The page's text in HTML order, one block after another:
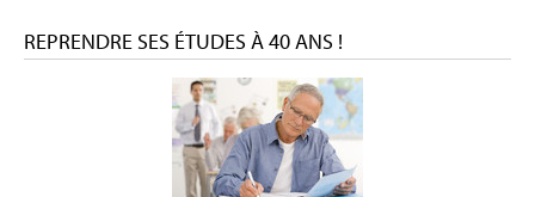
REPRENDRE SES ÉTUDES À 40 ANS !